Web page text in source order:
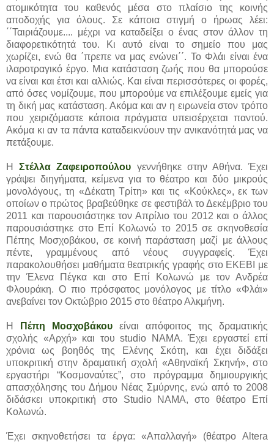
ατομικότητα του καθενός μέσα στο πλαίσιο της κοινής
αποδοχής για όλους. Σε κάποια στιγμή ο ήρωας λέει:
΄΄Ταιριάζουμε.... μέχρι να καταδείξει ο ένας στον άλλον τη
διαφορετικότητά του. Κι αυτό είναι το σημείο που μας
χωρίζει, ενώ θα ΄πρεπε να μας ενώνει΄΄. Το Φλάι είναι ένα
ιλαροτραγικό έργο. Μια κατάσταση ζωής που θα μπορούσε
να είναι και έτσι και αλλιώς. Και είναι περισσότερες οι φορές,
από όσες νομίζουμε, που μπορούμε να επιλέξουμε εμείς για
τη δική μας κατάσταση. Ακόμα και αν η ειρωνεία στον τρόπο
που χειριζόμαστε κάποια πράγματα υπεισέρχεται παντού.
Ακόμα κι αν τα πάντα καταδεικνύουν την ανικανότητά μας να
πετάξουμε.
ΗΣτέλλα Ζαφειροπούλου γεννήθηκε στην Αθήνα. Έχει
γράψει διηγήματα, κείμενα για το θέατρο και δύο μικρούς
μονολόγους, τη «Δέκατη Τρίτη» και τις «Κούκλες», εκ των
οποίων ο πρώτος βραβεύθηκε σε φεστιβάλ το Δεκέμβριο του
2011 και παρουσιάστηκε τον Απρίλιο του 2012 και ο άλλος
παρουσιάστηκε στο Επί Κολωνώ το 2015 σε σκηνοθεσία
Πέπης Μοσχοβάκου, σε κοινή παράσταση μαζί με άλλους
πέντε, γραμμένους από νέους συγγραφείς. Έχει
παρακολουθήσει μαθήματα θεατρικής γραφής στο ΕΚΕΒΙ με
την Έλενα Πέγκα και στο Επί Κολωνώ με τον Ανδρέα
Φλουράκη. Ο πιο πρόσφατος μονόλογος με τίτλο «Φλάι»
ανεβαίνει τον Οκτώβριο 2015 στο θέατρο Αλκμήνη.
Η Πέπη Μοσχοβάκου
είναι απόφοιτος της δραματικής
σχολής «Αρχή» και του studio ΝΑΜΑ. Έχει εργαστεί επί
χρόνια ως βοηθός της Ελένης Σκότη, και έχει διδάξει
υποκριτική στην δραματική σχολή «Αθηναϊκή Σκηνή», στο
εργαστήρι “Κοσμοναύτες”, στο πρόγραμμα δημιουργικής
απασχόλησης του Δήμου Νέας Σμύρνης, ενώ από το 2008
διδάσκει υποκριτική στο Studio NAMA, στο θέατρο Επί
Κολωνώ.
Έχει σκηνοθετήσει τα έργα: «Απαλλαγή» (θέατρο Altera